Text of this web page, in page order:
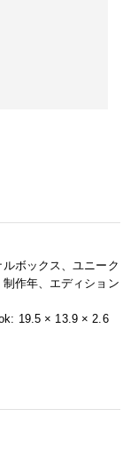
ボックス、ユニーク
作年、エディション
19.5 × 13.9 × 2.6